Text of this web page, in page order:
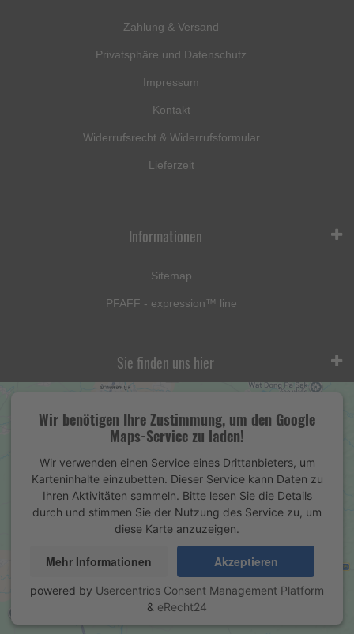
Zahlung & Versand
Privatsphäre und Datenschutz
Impressum
Kontakt
Widerrufsrecht & Widerrufsformular
Lieferzeit
Informationen
Sitemap
PFAFF - expression™ line
Sie finden uns hier
Wir benötigen Ihre Zustimmung, um den Google
Maps-Service zu laden!
Wir verwenden einen Service eines Drittanbieters, um
Karteninhalte einzubetten. Dieser Service kann Daten zu
Ihren Aktivitäten sammeln. Bitte lesen Sie die Details
durch und stimmen Sie der Nutzung des Service zu, um
diese Karte anzuzeigen.
Mehr Informationen Akzeptieren
powered by Usercentrics Consent Management Platform
& eRecht24